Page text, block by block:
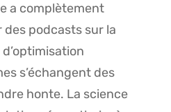
a complètement
des podcasts sur la
s’échangent des
honte. La science